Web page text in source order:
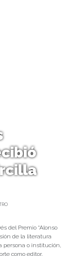
del Premio “Alonso
de la literatura
persona o institución,
como editor,